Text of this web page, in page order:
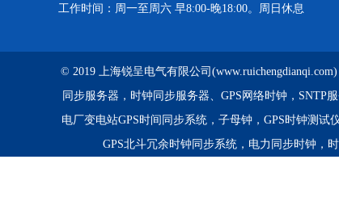
工作时间：周一至周六 早8:00-晚18:00。周日休息
© 2019 上海锐呈电气有限公司
同步服务器，时钟同步服务器、GPS网络时钟，SNTP
电厂变电站GPS时间同步系统，子母钟，GPS时钟测
GPS北斗冗余时钟同步系统，电力同步时钟，